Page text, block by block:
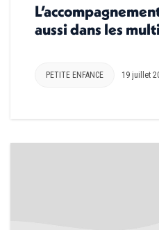
aussi dans les
PETITE ENFANCE 19 juillet